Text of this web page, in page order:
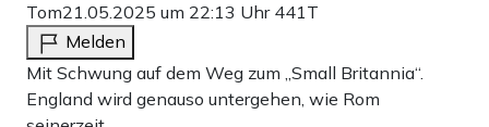
Tom21.05.2025 um 22:13 Uhr 441T
Melden
Mit Schwung auf dem Weg zum „Small Britannia“.
England wird genauso untergehen, wie Rom